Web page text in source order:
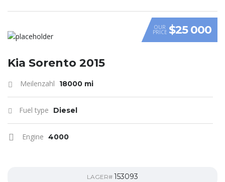
OUR
PRICE $25 000
Kia Sorento 2015
Meilenzahl 18000 mi
Fuel type Diesel
Engine 4000
LAGER# 153093